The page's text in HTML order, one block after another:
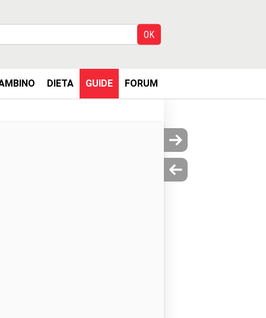
DIETA GUIDE FORUM